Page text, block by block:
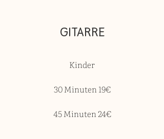
GITARRE
Kinder
30 Minuten 19€
45 Minuten 24€